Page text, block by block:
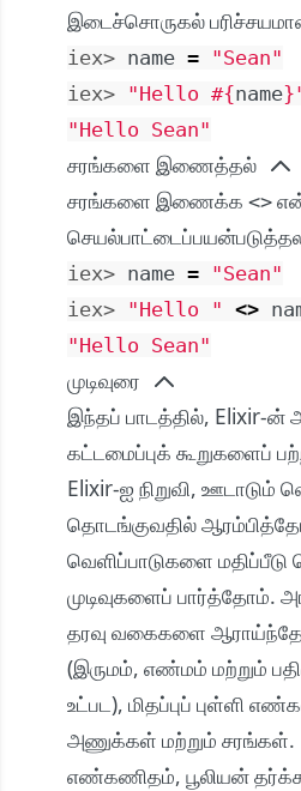
இடைச்சொருகல்
iex> name = "Sean"
iex> "Hello #{name}
"Hello Sean"
சரங்களை இணைத்தல்
சரங்களை இணைக்க <>
iex> name = "Sean"
iex> "Hello " <>
"Hello Sean"
முடிவுரை
இந்தப் பாடத்தில், Elixir-ன்
கட்டமைப்புக் கூறுகளைப்
Elixir-ஐ நிறுவி, ஊடாடும்
தொடங்குவதில்
வெளிப்பாடுகளை மதிப்பீடு
முடிவுகளைப் பார்த்தோம்.
தரவு வகைகளை
(இருமம், எண்மம் மற்றும்
உட்பட), மிதப்புப் புள்ளி
அணுக்கள் மற்றும் சரங்கள்.
எண்கணிதம், பூலியன்